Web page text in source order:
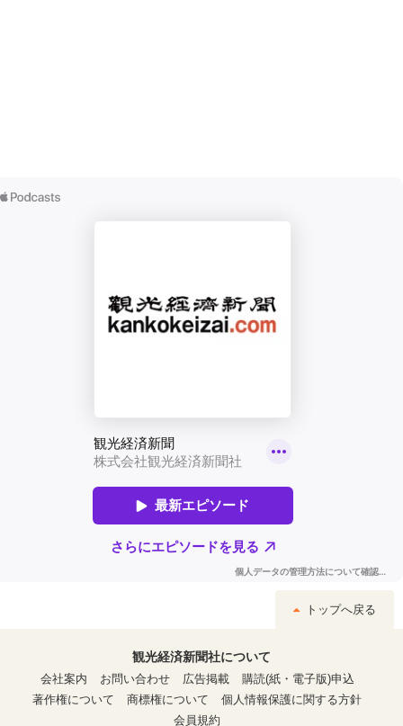
トップへ戻る
観光経済新聞社について
会社案内
お問い合わせ 広告掲載
購読(紙・電子版)申込
著作権について
商標権について
個人情報保護に関する方針
会員規約